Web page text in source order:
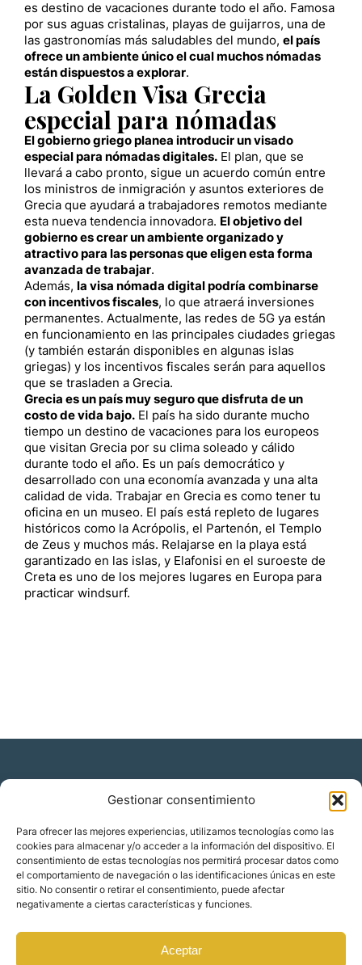
Gestionar consentimiento
Para ofrecer las mejores experiencias, utilizamos tecnologías como las
cookies para almacenar y/o acceder a la información del dispositivo. El
consentimiento de estas tecnologías nos permitirá procesar datos como
el comportamiento de navegación o las identificaciones únicas en este
sitio. No consentir o retirar el consentimiento, puede afectar
negativamente a ciertas características y funciones.
Aceptar
es destino de vacaciones durante todo el año. Famosa
por sus aguas cristalinas, playas de guijarros, una de
las gastronomías más saludables del mundo, el país
ofrece un ambiente único el cual muchos nómadas
están dispuestos a explorar.
La Golden Visa Grecia
especial para nómadas
El gobierno griego planea introducir un visado
especial para nómadas digitales. El plan, que se
llevará a cabo pronto, sigue un acuerdo común entre
los ministros de inmigración y asuntos exteriores de
Grecia que ayudará a trabajadores remotos mediante
esta nueva tendencia innovadora. El objetivo del
gobierno es crear un ambiente organizado y
atractivo para las personas que eligen esta forma
avanzada de trabajar.
Además, la visa nómada digital podría combinarse
con incentivos fiscales, lo que atraerá inversiones
permanentes. Actualmente, las redes de 5G ya están
en funcionamiento en las principales ciudades griegas
(y también estarán disponibles en algunas islas
griegas) y los incentivos fiscales serán para aquellos
que se trasladen a Grecia.
Grecia es un país muy seguro que disfruta de un
costo de vida bajo. El país ha sido durante mucho
tiempo un destino de vacaciones para los europeos
que visitan Grecia por su clima soleado y cálido
durante todo el año. Es un país democrático y
desarrollado con una economía avanzada y una alta
calidad de vida. Trabajar en Grecia es como tener tu
oficina en un museo. El país está repleto de lugares
históricos como la Acrópolis, el Partenón, el Templo
de Zeus y muchos más. Relajarse en la playa está
garantizado en las islas, y Elafonisi en el suroeste de
Creta es uno de los mejores lugares en Europa para
practicar windsurf.
Residencia y ciudadanía
Migración corporativa
Nómadas digitales
Colabora con nosotros
Quiénes somos
Contacto
Localizaciones